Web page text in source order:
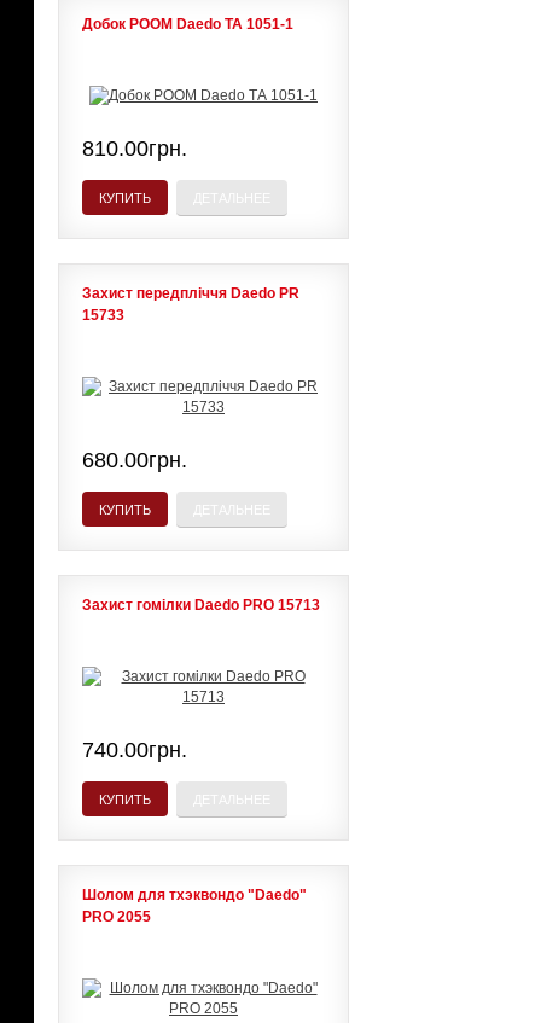
Добок POOM Daedo ТА 1051-1
810.00грн.
КУПИТЬ
Захист передпліччя Daedo PR
15733
680.00грн.
КУПИТЬ
Захист гомілки Daedo PRO 15713
740.00грн.
КУПИТЬ
Шолом для тхэквондо "Daedo"
PRO 2055